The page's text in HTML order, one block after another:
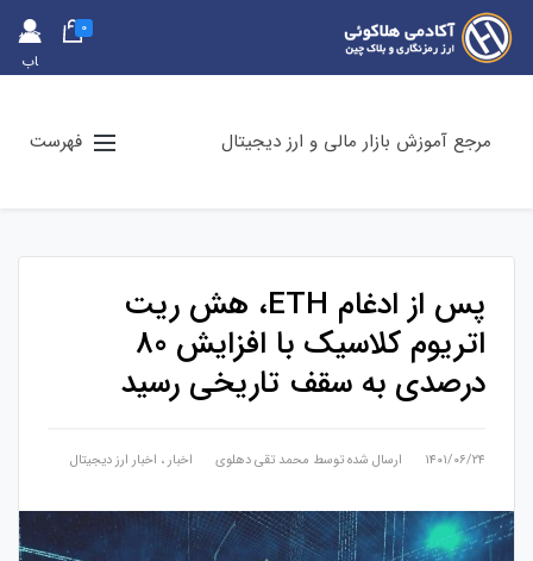
حس
اب
0
مرجع آموزش بازار مالی و ارز دیجیتال فهرست
پس از ادغام ETH، هش ریت
اتریوم کلاسیک با افزایش 80
درصدی به سقف تاریخی رسید
۱۴۰۱/۰۶/۲۴ ارسال شده توسط محمد تقی دهلوی اخبار ، اخبار ارز دیجیتال